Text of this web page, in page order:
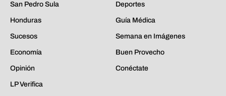
San Pedro Sula
Honduras
Sucesos
Economía
Opinión
LP Verifica
Deportes
Guía Médica
Semana en Imágenes
Buen Provecho
Conéctate